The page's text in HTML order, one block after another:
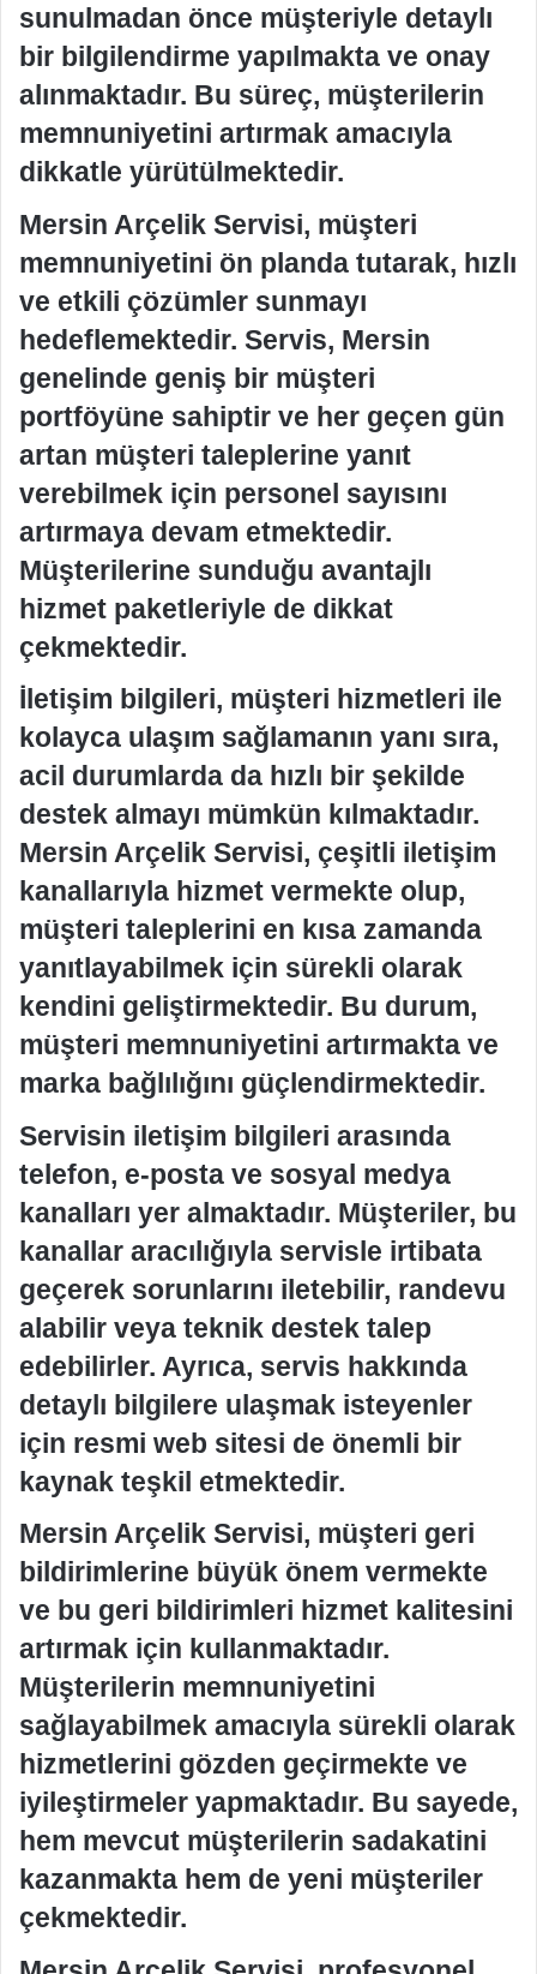
sunulmadan önce müşteriyle detaylı
bir bilgilendirme yapılmakta ve onay
alınmaktadır. Bu süreç, müşterilerin
memnuniyetini artırmak amacıyla
dikkatle yürütülmektedir.
Mersin Arçelik Servisi, müşteri
memnuniyetini ön planda tutarak, hızlı
ve etkili çözümler sunmayı
hedeflemektedir. Servis, Mersin
genelinde geniş bir müşteri
portföyüne sahiptir ve her geçen gün
artan müşteri taleplerine yanıt
verebilmek için personel sayısını
artırmaya devam etmektedir.
Müşterilerine sunduğu avantajlı
hizmet paketleriyle de dikkat
çekmektedir.
İletişim bilgileri, müşteri hizmetleri ile
kolayca ulaşım sağlamanın yanı sıra,
acil durumlarda da hızlı bir şekilde
destek almayı mümkün kılmaktadır.
Mersin Arçelik Servisi, çeşitli iletişim
kanallarıyla hizmet vermekte olup,
müşteri taleplerini en kısa zamanda
yanıtlayabilmek için sürekli olarak
kendini geliştirmektedir. Bu durum,
müşteri memnuniyetini artırmakta ve
marka bağlılığını güçlendirmektedir.
Servisin iletişim bilgileri arasında
telefon, e-posta ve sosyal medya
kanalları yer almaktadır. Müşteriler, bu
kanallar aracılığıyla servisle irtibata
geçerek sorunlarını iletebilir, randevu
alabilir veya teknik destek talep
edebilirler. Ayrıca, servis hakkında
detaylı bilgilere ulaşmak isteyenler
için resmi web sitesi de önemli bir
kaynak teşkil etmektedir.
Mersin Arçelik Servisi, müşteri geri
bildirimlerine büyük önem vermekte
ve bu geri bildirimleri hizmet kalitesini
artırmak için kullanmaktadır.
Müşterilerin memnuniyetini
sağlayabilmek amacıyla sürekli olarak
hizmetlerini gözden geçirmekte ve
iyileştirmeler yapmaktadır. Bu sayede,
hem mevcut müşterilerin sadakatini
kazanmakta hem de yeni müşteriler
çekmektedir.